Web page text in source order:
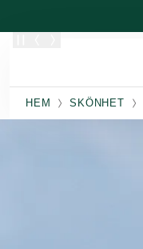
HEM SKÖNHET